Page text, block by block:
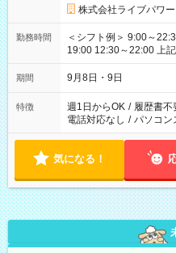
株式会社ライブパワー
勤務時間
＜シフト例＞ 9:00～
19:00 12:30～22:00 上記の時間から好きな時間を選べます！ ※
時間は変更となる可能
期間 9月8日・9日
特徴 週1日からOK / 履歴書不
電話対応なし / パソコン
気になる！